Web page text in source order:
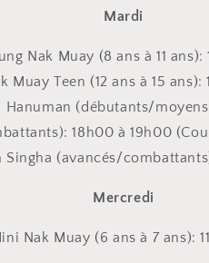
Mardi
Nak Muay (8 ans à 11 ans):
Muay Teen (12 ans à 15 ans):
Hanuman (débutants/
18h00 à 19h00
Singha (avancés/
Mercredi
Nak Muay (6 ans à 7 ans):